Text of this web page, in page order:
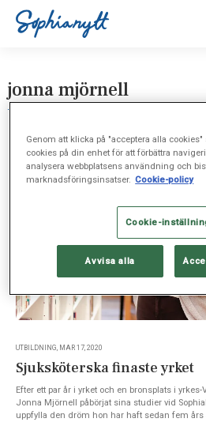
jonna mjörnell
UTBILDNING, MAR 17, 2020
Sjuksköterska finaste yrket
Efter ett par år i yrket och en bronsplats i
Jonna Mjörnell påbörjat sina studier vid
uppfylla den dröm hon har haft sedan fem
Genom att klicka på "acceptera alla
cookies på din enhet för att förbättra
analysera webbplatsens användning och
marknadsföringsinsatser. Cookie-policy
Cookie-
Avvisa alla